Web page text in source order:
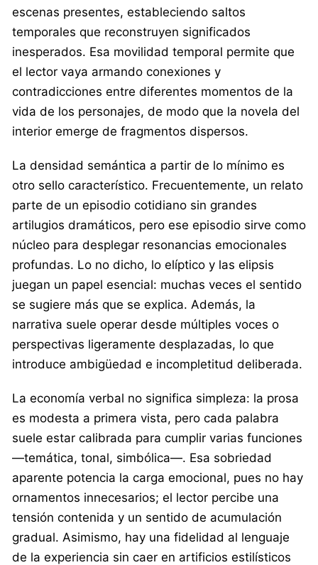
escenas presentes, estableciendo saltos
temporales que reconstruyen significados
inesperados. Esa movilidad temporal permite que
el lector vaya armando conexiones y
contradicciones entre diferentes momentos de la
vida de los personajes, de modo que la novela del
interior emerge de fragmentos dispersos.
La densidad semántica a partir de lo mínimo es
otro sello característico. Frecuentemente, un relato
parte de un episodio cotidiano sin grandes
artilugios dramáticos, pero ese episodio sirve como
núcleo para desplegar resonancias emocionales
profundas. Lo no dicho, lo elíptico y las elipsis
juegan un papel esencial: muchas veces el sentido
se sugiere más que se explica. Además, la
narrativa suele operar desde múltiples voces o
perspectivas ligeramente desplazadas, lo que
introduce ambigüedad e incompletitud deliberada.
La economía verbal no significa simpleza: la prosa
es modesta a primera vista, pero cada palabra
suele estar calibrada para cumplir varias funciones
—temática, tonal, simbólica—. Esa sobriedad
aparente potencia la carga emocional, pues no hay
ornamentos innecesarios; el lector percibe una
tensión contenida y un sentido de acumulación
gradual. Asimismo, hay una fidelidad al lenguaje
de la experiencia sin caer en artificios estilísticos